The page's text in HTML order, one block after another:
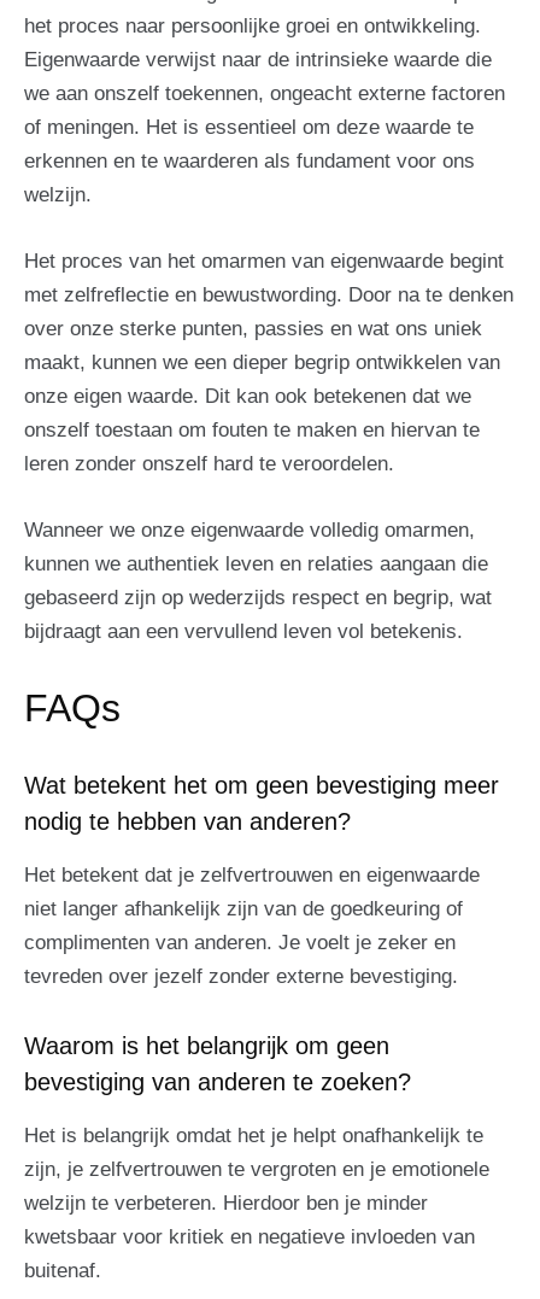
het proces naar persoonlijke groei en ontwikkeling.
Eigenwaarde verwijst naar de intrinsieke waarde die
we aan onszelf toekennen, ongeacht externe factoren
of meningen. Het is essentieel om deze waarde te
erkennen en te waarderen als fundament voor ons
welzijn.
Het proces van het omarmen van eigenwaarde begint
met zelfreflectie en bewustwording. Door na te denken
over onze sterke punten, passies en wat ons uniek
maakt, kunnen we een dieper begrip ontwikkelen van
onze eigen waarde. Dit kan ook betekenen dat we
onszelf toestaan om fouten te maken en hiervan te
leren zonder onszelf hard te veroordelen.
Wanneer we onze eigenwaarde volledig omarmen,
kunnen we authentiek leven en relaties aangaan die
gebaseerd zijn op wederzijds respect en begrip, wat
bijdraagt aan een vervullend leven vol betekenis.
FAQs
Wat betekent het om geen bevestiging meer
nodig te hebben van anderen?
Het betekent dat je zelfvertrouwen en eigenwaarde
niet langer afhankelijk zijn van de goedkeuring of
complimenten van anderen. Je voelt je zeker en
tevreden over jezelf zonder externe bevestiging.
Waarom is het belangrijk om geen
bevestiging van anderen te zoeken?
Het is belangrijk omdat het je helpt onafhankelijk te
zijn, je zelfvertrouwen te vergroten en je emotionele
welzijn te verbeteren. Hierdoor ben je minder
kwetsbaar voor kritiek en negatieve invloeden van
buitenaf.